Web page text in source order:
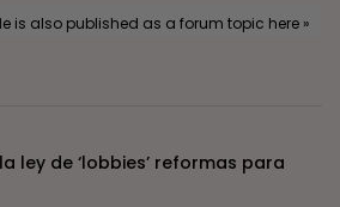
is also published as a forum topic here »
ley de ‘lobbies’ reformas para